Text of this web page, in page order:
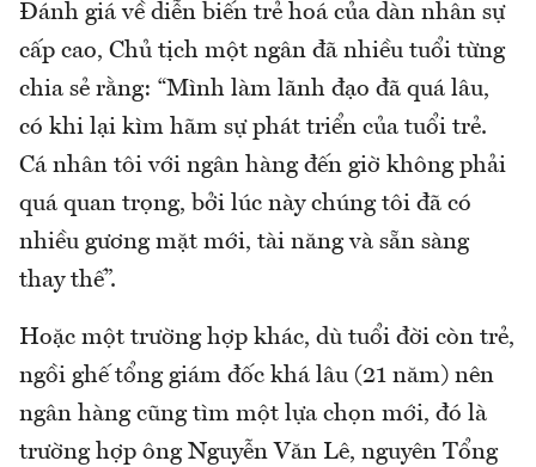
Đánh giá về diễn biến trẻ hoá của dàn nhân sự
cấp cao, Chủ tịch một ngân đã nhiều tuổi từng
chia sẻ rằng: “Mình làm lãnh đạo đã quá lâu,
có khi lại kìm hãm sự phát triển của tuổi trẻ.
Cá nhân tôi với ngân hàng đến giờ không phải
quá quan trọng, bởi lúc này chúng tôi đã có
nhiều gương mặt mới, tài năng và sẵn sàng
thay thế”.
Hoặc một trường hợp khác, dù tuổi đời còn trẻ,
ngồi ghế tổng giám đốc khá lâu (21 năm) nên
ngân hàng cũng tìm một lựa chọn mới, đó là
trường hợp ông Nguyễn Văn Lê, nguyên Tổng